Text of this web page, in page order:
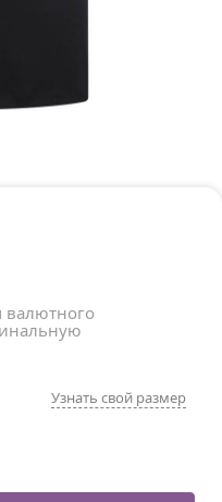
валютного
Узнать свой размер